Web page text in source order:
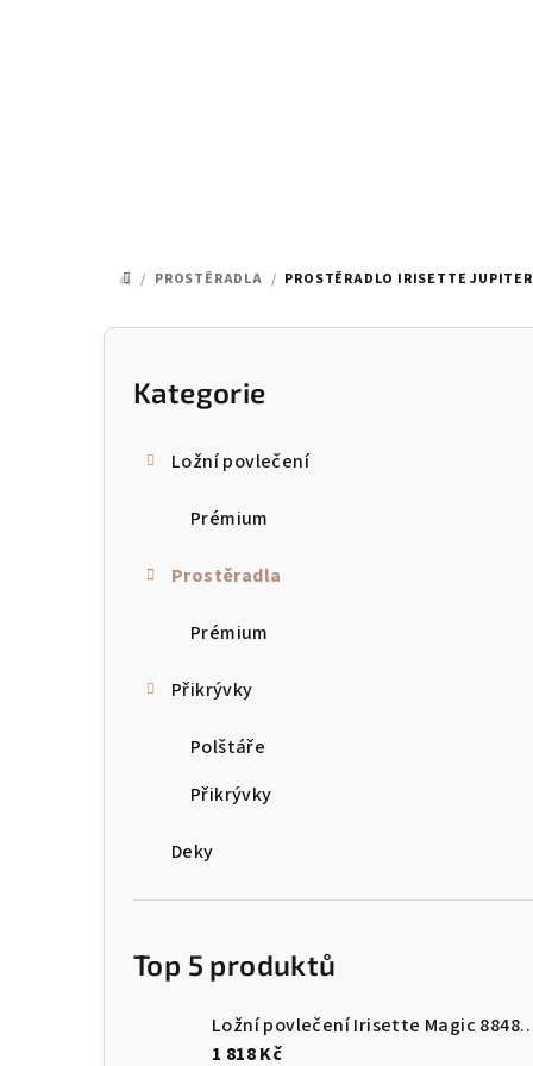
DOMŮ
/ PROSTĚRADLA / PROSTĚRADLO IRISETTE
P
Přeskočit
kategorie
Kategorie
Ložní povlečení
Prémium
Prostěradla
Prémium
Přikrývky
Polštáře
Přikrývky
Deky
Top 5 produktů
Ložní povlečení
1 818 Kč